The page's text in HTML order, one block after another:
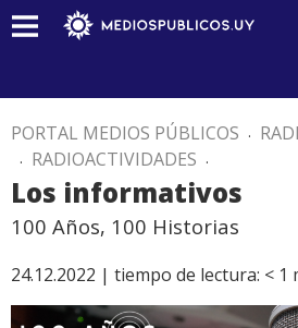
PORTAL MEDIOS PÚBLICOS .
. RADIOACTIVIDADES .
Los informativos
100 Años, 100 Historias
24.12.2022 | tiempo de lectura: < 1